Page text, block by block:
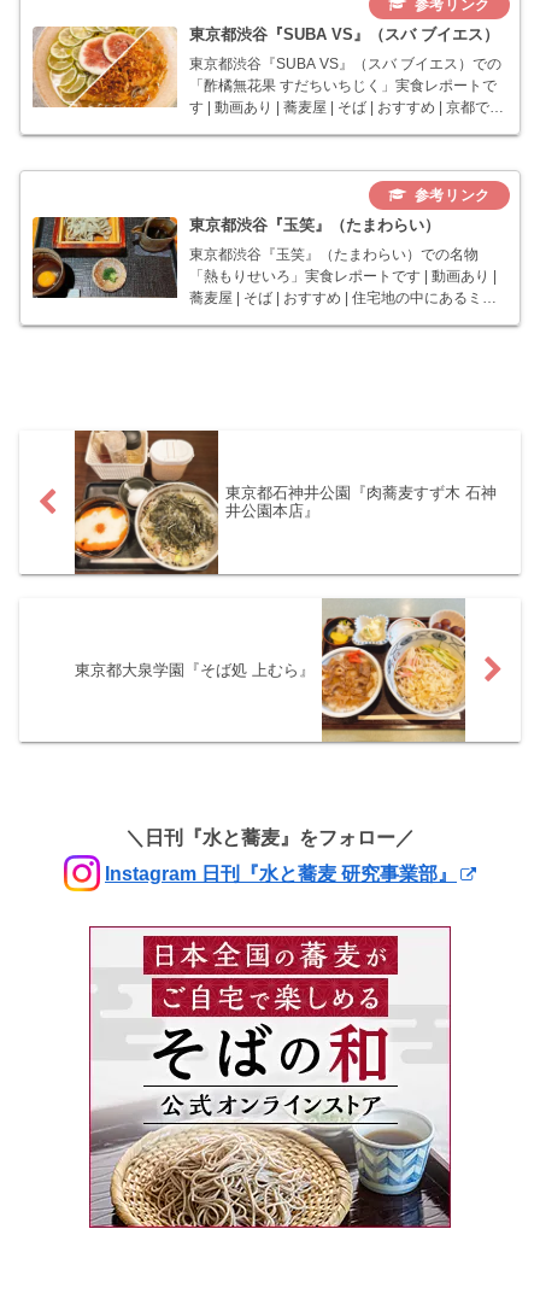
東京都渋谷『SUBA VS』（スバ ブイエス）
東京都渋谷『SUBA VS』（スバ ブイエス）での
「酢橘無花果 すだちいちじく」実食レポートで
す | 動画あり | 蕎麦屋 | そば | おすすめ | 京都で有
東京都渋谷『玉笑』（たまわらい）
東京都渋谷『玉笑』（たまわらい）での名物
「熱もりせいろ」実食レポートです | 動画あり |
蕎麦屋 | そば | おすすめ | 住宅地の中にあるミシ
東京都石神井公園『肉蕎麦すず木 石神
井公園本店』
東京都大泉学園『そば処 上むら』
＼日刊『水と蕎麦』をフォロー／
Instagram 日刊『水と蕎麦 研究事業部』